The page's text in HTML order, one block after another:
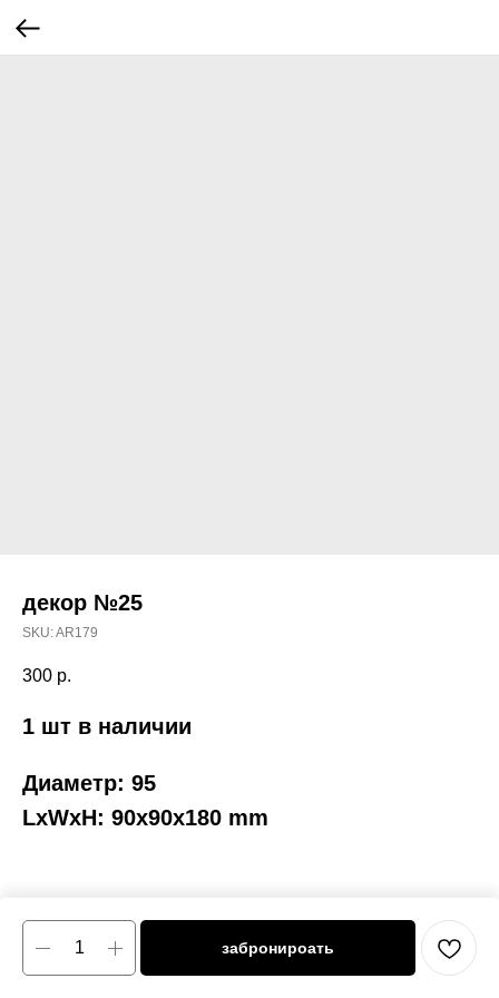
декор №25
SKU:AR179
300 р.
забронироать
1 шт в наличии
Диаметр: 95
LxWxH: 90x90x180 mm